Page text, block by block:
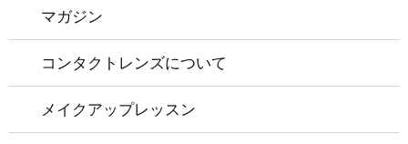
マガジン
コンタクトレンズについて
メイクアップレッスン